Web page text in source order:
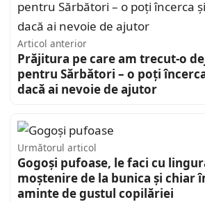
Articol anterior
Prăjitura pe care am trecut-o
pentru Sărbători – o poți
dacă ai nevoie de ajutor
Următorul articol
Gogoși pufoase, le faci cu
moștenire de la bunica și chiar
aminte de gustul copilăriei